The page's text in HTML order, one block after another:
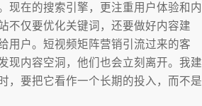
现在的搜索引擎，更注重用户体验和内
不仅要优化关键词，还要做好内容建
用户。短视频矩阵营销引流过来的客
现内容空洞，他们也会立刻离开。我建
，要把它看作一个长期的投入，而不是